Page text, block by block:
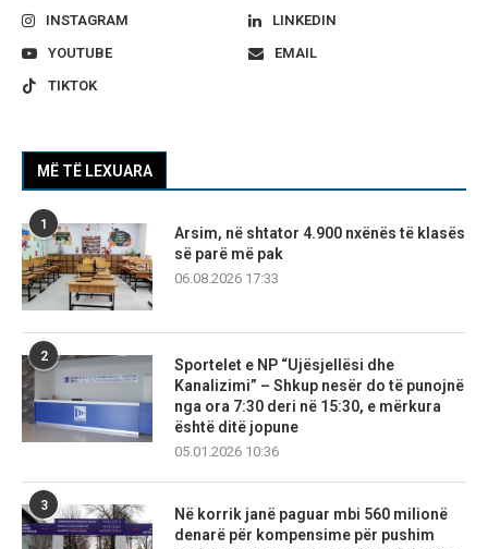
INSTAGRAM
LINKEDIN
YOUTUBE
EMAIL
TIKTOK
MË TË LEXUARA
1
Arsim, në shtator 4.900 nxënës të klasës
së parë më pak
06.08.2026 17:33
2
Sportelet e NP “Ujësjellësi dhe
Kanalizimi” – Shkup nesër do të punojnë
nga ora 7:30 deri në 15:30, e mërkura
është ditë jopune
05.01.2026 10:36
3
Në korrik janë paguar mbi 560 milionë
denarë për kompensime për pushim